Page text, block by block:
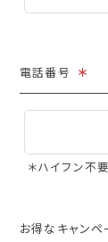
電話番号 ＊
＊ハイフン不要
お得なキャンペ